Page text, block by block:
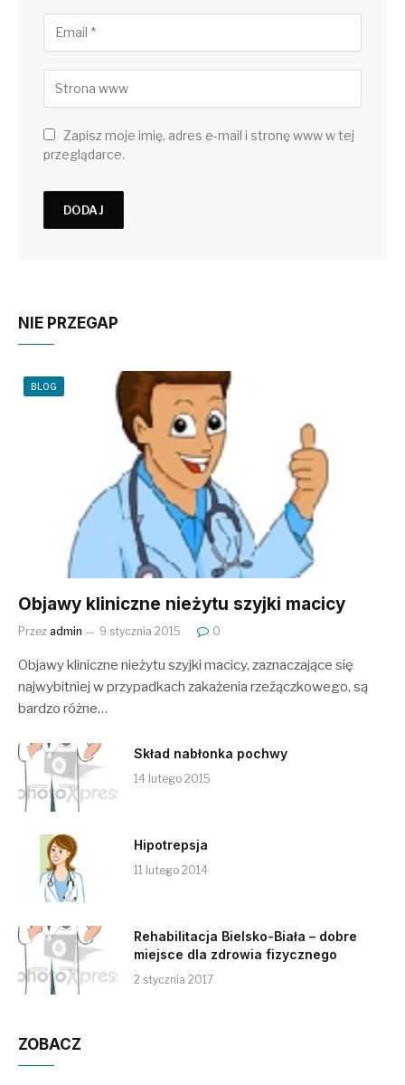
Zapisz moje imię, adres e-mail i stronę www w tej
przeglądarce.
NIE PRZEGAP
BLOG
Objawy kliniczne nieżytu szyjki macicy
Przez admin 9 stycznia 2015 0
Objawy kliniczne nieżytu szyjki macicy, zaznaczające się
najwybitniej w przypadkach zakażenia rzeźączkowego, są
bardzo różne…
Skład nabłonka pochwy
14 lutego 2015
Hipotrepsja
11 lutego 2014
Rehabilitacja Bielsko-Biała – dobre
miejsce dla zdrowia fizycznego
2 stycznia 2017
ZOBACZ